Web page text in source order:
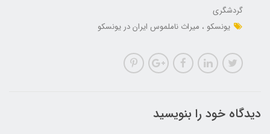
گردشگری
یونسکو
میراث ناملموس ایران در یونسکو
دیدگاه خود را بنویسید